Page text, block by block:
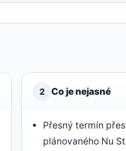
2 Co je nejasné
Přesný termín
plánovaného Nu